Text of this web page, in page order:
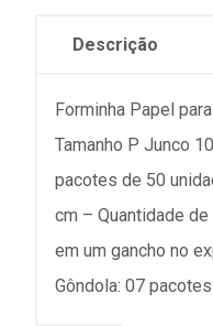
Descrição
Forminha Papel
Tamanho P Junco
pacotes de 50
cm – Quantidade
em um gancho no
Gôndola: 07 pacotes